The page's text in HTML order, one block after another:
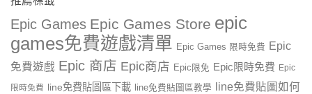
Epic Games Epic Games Store epic
games免費遊戲清單 Epic Games 限時免費 Epic
免費遊戲 Epic 商店 Epic商店 Epic限免 Epic限時免費 Epic
限時免費 line免費貼圖區下載 line免費貼圖區教學
line免費貼圖如何